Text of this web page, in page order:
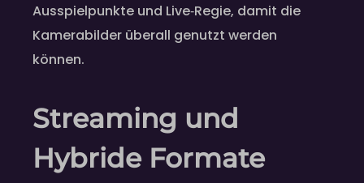
Ausspielpunkte und Live‑Regie, damit die
Kamerabilder überall genutzt werden
können.
Streaming und
Hybride Formate